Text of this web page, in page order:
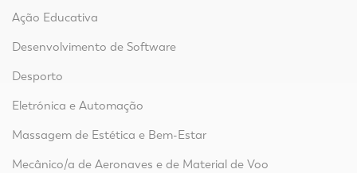
Ação Educativa
Desenvolvimento de Software
Desporto
Eletrónica e Automação
Massagem de Estética e Bem-Estar
Mecânico/a de Aeronaves e de Material de Voo